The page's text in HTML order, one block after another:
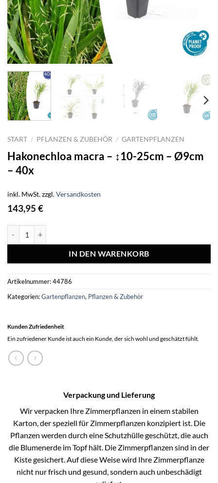
START / PFLANZEN & ZUBEHÖR / GARTENPFLANZEN
Hakonechloa macra – ↕10-25cm – Ø9cm
– 40x
inkl. MwSt.zzgl.Versandkosten
143,95 €
IN DEN WARENKORB
Artikelnummer:44786
Kategorien:Gartenpflanzen, Pflanzen & Zubehör
Kunden Zufriedenheit
Ein zufriedener Kunde ist auch ein Kunde, der sich wohl und geschätzt fühlt.
Verpackung und Lieferung
Wir verpacken Ihre Zimmerpflanzen in einem stabilen
Karton, der speziell für Zimmerpflanzen konzipiert ist. Die
Pflanzen werden durch eine Schutzhülle geschützt, die auch
die Blumenerde im Topf hält. Die Zimmerpflanzen sind in der
Kiste gesichert. Auf diese Weise wird Ihre Zimmerpflanze
nicht nur frisch und gesund, sondern auch unbeschädigt